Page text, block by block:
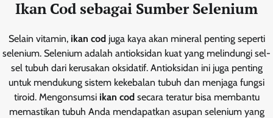
Ikan Cod sebagai Sumber Selenium
Selain vitamin, ikan codjuga kaya akan mineral penting seperti
selenium. Selenium adalah antioksidan kuat yang melindungi sel-
sel tubuh dari kerusakan oksidatif. Antioksidan ini juga penting
untuk mendukung sistem kekebalan tubuh dan menjaga fungsi
tiroid. Mengonsumsi ikan codsecara teratur bisa membantu
memastikan tubuh Anda mendapatkan asupan selenium yang